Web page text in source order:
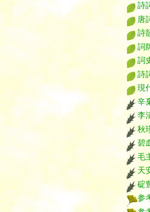
唐
詩
詞
詞
詩
現
辛
秋
碧
毛
天
碇
参